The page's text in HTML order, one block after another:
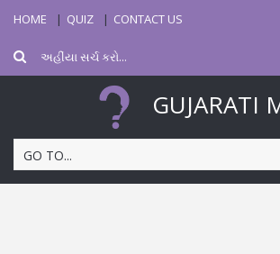
HOME QUIZ CONTACT US
GUJARATI
GO TO...